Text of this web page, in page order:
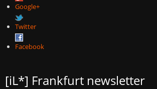
Google+
Twitter
Facebook
[iL*] Frankfurt newsletter